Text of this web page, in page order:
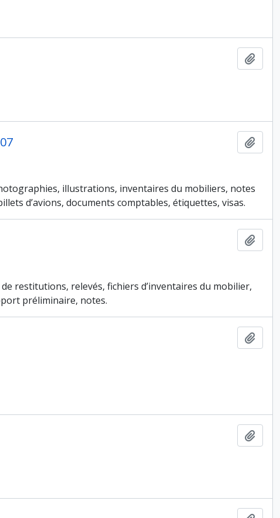
illustrations, inventaires du mobiliers, notes
d’avions, documents comptables, étiquettes, visas.
restitutions, relevés, fichiers d’inventaires du mobilier,
préliminaire, notes.